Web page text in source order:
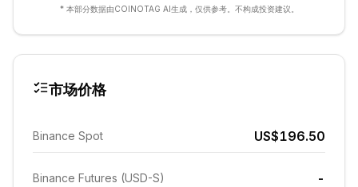
* 本部分数据由COINOTAG AI生成，仅供参考。不构成投资建议。
市场价格
Binance Spot US$196.50
Binance Futures (USD-S) -